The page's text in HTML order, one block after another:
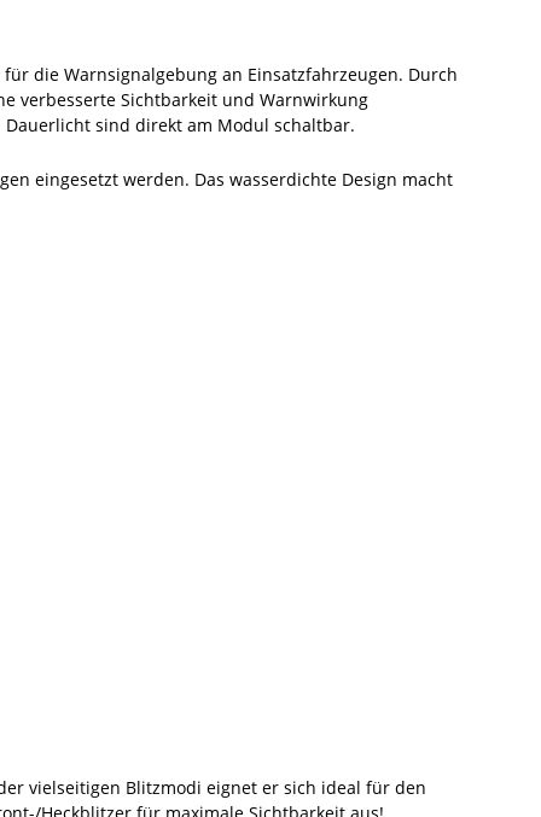
die Warnsignalgebung an Einsatzfahrzeugen. Durch
verbesserte Sichtbarkeit und Warnwirkung
sind direkt am Modul schaltbar.
eingesetzt werden. Das wasserdichte Design macht
vielseitigen Blitzmodi eignet er sich ideal für den